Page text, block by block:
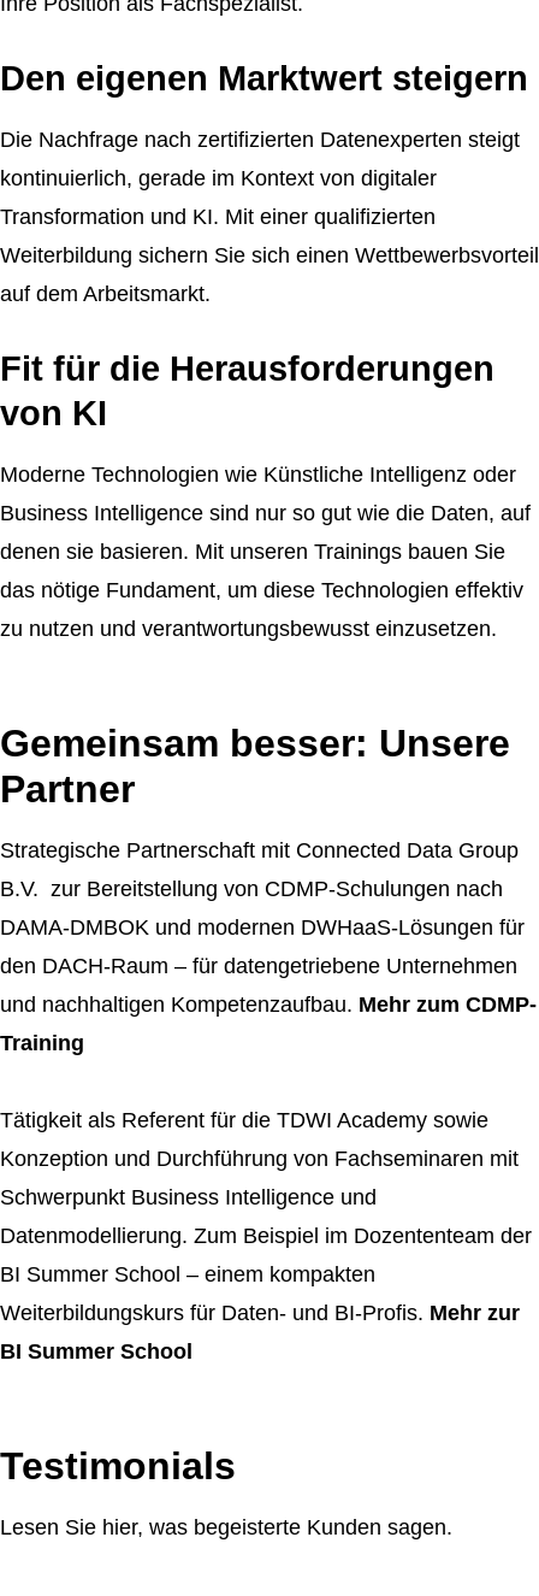
Den eigenen Marktwert steigern
Die Nachfrage nach zertifizierten Datenexperten steigt
kontinuierlich, gerade im Kontext von digitaler
Transformation und KI. Mit einer qualifizierten
Weiterbildung sichern Sie sich einen Wettbewerbsvorteil
auf dem Arbeitsmarkt.
Fit für die Herausforderungen
von KI
Moderne Technologien wie Künstliche Intelligenz oder
Business Intelligence sind nur so gut wie die Daten, auf
denen sie basieren. Mit unseren Trainings bauen Sie
das nötige Fundament, um diese Technologien effektiv
zu nutzen und verantwortungsbewusst einzusetzen.
Gemeinsam besser: Unsere
Partner
Strategische Partnerschaft mit Connected Data Group
B.V. zur Bereitstellung von CDMP-Schulungen nach
DAMA-DMBOK und modernen DWHaaS-Lösungen für
den DACH-Raum – für datengetriebene Unternehmen
und nachhaltigen Kompetenzaufbau. Mehr zum CDMP-
Training
Tätigkeit als Referent für die TDWI Academy sowie
Konzeption und Durchführung von Fachseminaren mit
Schwerpunkt Business Intelligence und
Datenmodellierung. Zum Beispiel im Dozententeam der
BI Summer School – einem kompakten
Weiterbildungskurs für Daten- und BI-Profis. Mehr zur
BI Summer School
Testimonials
Lesen Sie hier, was begeisterte Kunden sagen.